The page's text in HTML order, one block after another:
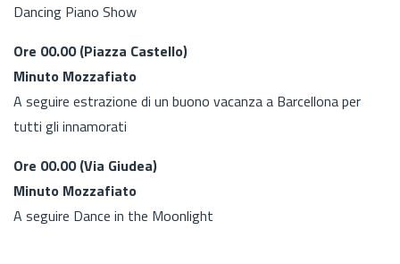
Dancing Piano Show
Ore 00.00 (Piazza Castello)
Minuto Mozzafiato
A seguire estrazione di un buono vacanza a Barcellona per
tutti gli innamorati
Ore 00.00 (Via Giudea)
Minuto Mozzafiato
A seguire Dance in the Moonlight